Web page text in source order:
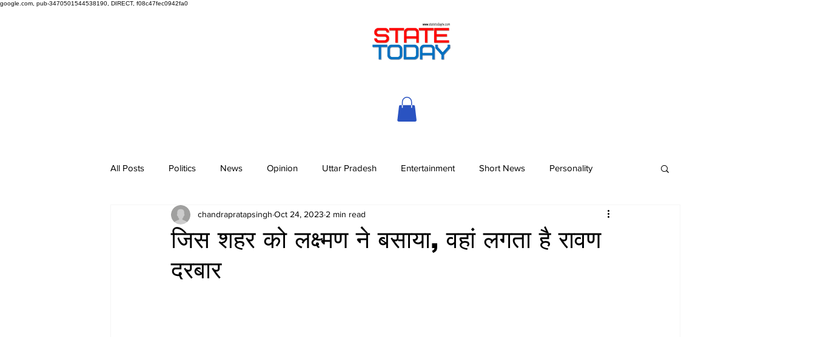
google.com, pub-3470501544538190, DIRECT, f08c47fec0942fa0
All Posts Politics News Opinion Uttar Pradesh Entertainment Short News Personality
जिस शहर को लक्ष्मण ने बसाया, वहां लगता है रावण
दरबार
chandrapratapsingh Oct 24, 2023 2 min read